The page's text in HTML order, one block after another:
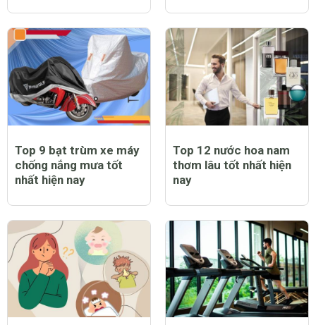
Trẻ bị sốt có tiêm
phòng sởi được không
và lưu ý dành cho cha
mẹ
Trẻ bị sởi có ngứa
không và lời giải đáp
đầy bất ngờ
chống nắng mưa tốt
nhất hiện nay
thơm lâu tốt nhất hiện
nay